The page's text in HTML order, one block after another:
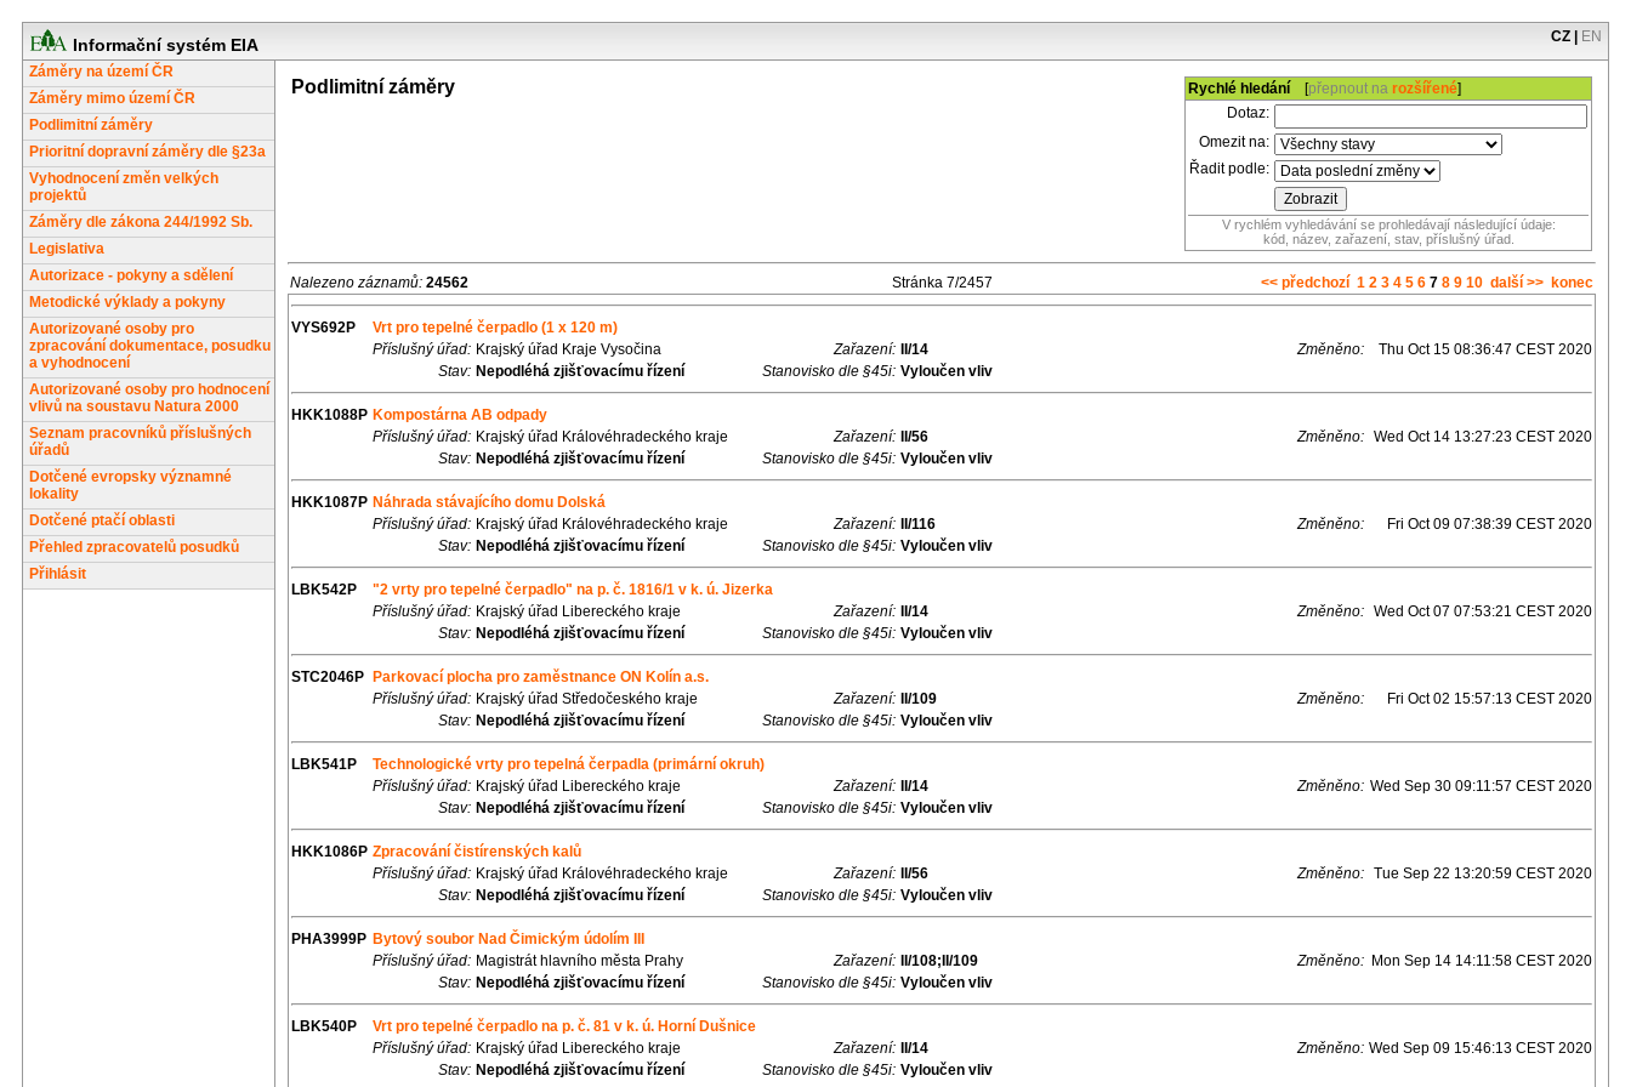
Informační systém EIA CZ EN
Záměry na území ČR
Záměry mimo území ČR
Podlimitní záměry
Prioritní dopravní záměry dle §23a
Vyhodnocení změn velkých
projektů
Záměry dle zákona 244/1992 Sb.
Legislativa
Autorizace - pokyny a sdělení
Metodické výklady a pokyny
Autorizované osoby pro
zpracování dokumentace, posudku
a vyhodnocení
Autorizované osoby pro hodnocení
vlivů na soustavu Natura 2000
Seznam pracovníků příslušných
úřadů
Dotčené evropsky významné
lokality
Dotčené ptačí oblasti
Přehled zpracovatelů posudků
Přihlásit
Podlimitní záměry Rychlé hledání [přepnout na rozšířené]
Dotaz:
Omezit na:
Řadit podle:
V rychlém vyhledávání se prohledávají následující údaje:
kód, název, zařazení, stav, příslušný úřad.
Nalezeno záznamů: 24562 Stránka 7/2457 << předchozí 1 2 3 4 5 6 7 8 9 10 další >> konec
VYS692P
Vrt pro tepelné čerpadlo (1 x 120 m)
Příslušný úřad: Krajský úřad Kraje Vysočina Zařazení: II/14 Změněno:
Thu Oct 15 08:36:47 CEST 2020
Stav: Nepodléhá zjišťovacímu řízení Stanovisko dle §45i: Vyloučen vliv
HKK1088P Kompostárna AB odpady
Příslušný úřad: Krajský úřad Královéhradeckého kraje Zařazení: II/56 Změněno: Wed Oct 14 13:27:23 CEST 2020
Stav: Nepodléhá zjišťovacímu řízení Stanovisko dle §45i: Vyloučen vliv
HKK1087P Náhrada stávajícího domu Dolská
Příslušný úřad: Krajský úřad Královéhradeckého kraje Zařazení: II/116 Změněno:
Fri Oct 09 07:38:39 CEST 2020
Stav: Nepodléhá zjišťovacímu řízení Stanovisko dle §45i: Vyloučen vliv
LBK542P
"2 vrty pro tepelné čerpadlo" na p. č. 1816/1 v k. ú. Jizerka
Příslušný úřad: Krajský úřad Libereckého kraje Zařazení: II/14 Změněno: Wed Oct 07 07:53:21 CEST 2020
Stav: Nepodléhá zjišťovacímu řízení Stanovisko dle §45i: Vyloučen vliv
STC2046P
Parkovací plocha pro zaměstnance ON Kolín a.s.
Příslušný úřad: Krajský úřad Středočeského kraje Zařazení: II/109 Změněno:
Fri Oct 02 15:57:13 CEST 2020
Stav: Nepodléhá zjišťovacímu řízení Stanovisko dle §45i: Vyloučen vliv
LBK541P
Technologické vrty pro tepelná čerpadla (primární okruh)
Příslušný úřad: Krajský úřad Libereckého kraje Zařazení: II/14 Změněno: Wed Sep 30 09:11:57 CEST 2020
Stav: Nepodléhá zjišťovacímu řízení Stanovisko dle §45i: Vyloučen vliv
HKK1086P Zpracování čistírenských kalů
Příslušný úřad: Krajský úřad Královéhradeckého kraje Zařazení: II/56 Změněno: Tue Sep 22 13:20:59 CEST 2020
Stav: Nepodléhá zjišťovacímu řízení Stanovisko dle §45i: Vyloučen vliv
PHA3999P Bytový soubor Nad Čimickým údolím III
Příslušný úřad: Magistrát hlavního města Prahy Zařazení: II/108;II/109 Změněno: Mon Sep 14 14:11:58 CEST 2020
Stav: Nepodléhá zjišťovacímu řízení Stanovisko dle §45i: Vyloučen vliv
LBK540P
Vrt pro tepelné čerpadlo na p. č. 81 v k. ú. Horní Dušnice
Příslušný úřad: Krajský úřad Libereckého kraje Zařazení: II/14 Změněno: Wed Sep 09 15:46:13 CEST 2020
Stav: Nepodléhá zjišťovacímu řízení Stanovisko dle §45i: Vyloučen vliv